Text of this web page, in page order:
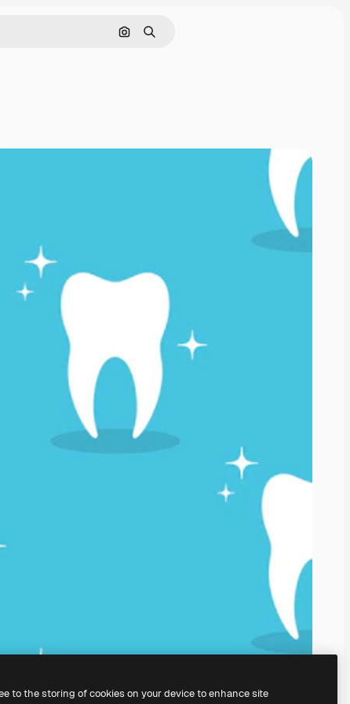
Cerca per immagine
Ricerca
to the storing of cookies on your device to enhance site